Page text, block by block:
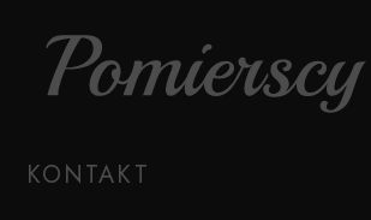
KONTAKT